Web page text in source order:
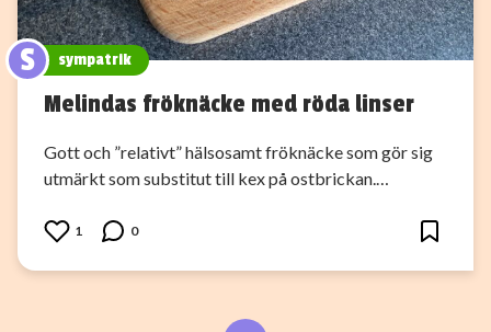
S sympatrik
Melindas fröknäcke med röda linser
Gott och ”relativt” hälsosamt fröknäcke som gör sig
utmärkt som substitut till kex på ostbrickan.…
1 0